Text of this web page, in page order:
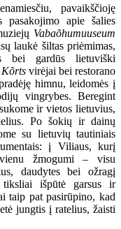
pavaikščioję
pasakojimo apie šalies
Vabaõhumuuseum
laukė šiltas priėmimas,
bei gardūs lietuviški
virėjai bei restorano
himnu, leidomės į
vingrybes. Beregint
ir vietos lietuvius,
Po šokių ir dainų
su lietuvių tautiniais
į Viliaus, kurį
žmogumi – visu
daudytes bei ožragį
išpūtė garsus ir
taip pat pasirūpino, kad
jungtis į ratelius, žaisti